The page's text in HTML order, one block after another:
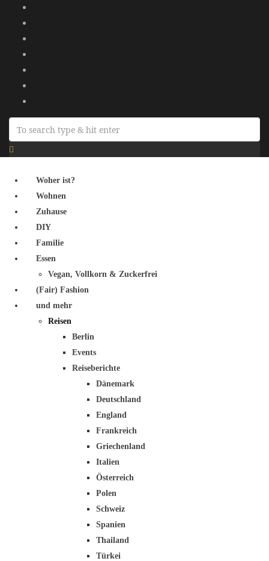
Woher ist?
Wohnen
Zuhause
DIY
Familie
Essen
Vegan, Vollkorn & Zuckerfrei
(Fair) Fashion
und mehr
Reisen
Berlin
Events
Reiseberichte
Dänemark
Deutschland
England
Frankreich
Griechenland
Italien
Österreich
Polen
Schweiz
Spanien
Thailand
Türkei